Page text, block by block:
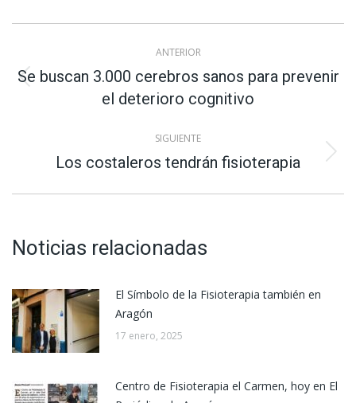
Navegación
entre
publicaciones
ANTERIOR
Publicación
anterior:
Se buscan 3.000 cerebros sanos para prevenir
el deterioro cognitivo
SIGUIENTE
Publicación
Los costaleros tendrán fisioterapia
Noticias relacionadas
El Símbolo de la Fisioterapia también en
Aragón
17 enero, 2025
Centro de Fisioterapia el Carmen, hoy en El